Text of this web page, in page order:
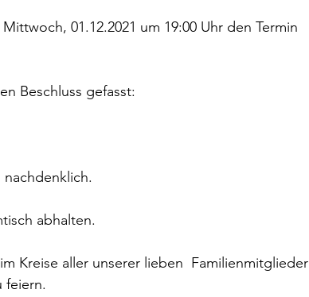
01.12.2021 um 19:00 Uhr den Termin
Beschluss gefasst:
abhalten.
Kreise aller unserer lieben  Familienmitglieder
feiern.